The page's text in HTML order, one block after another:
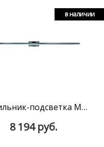
в наличии
Светильник-подсветка MANTRA Morne 6760
8 194 руб.